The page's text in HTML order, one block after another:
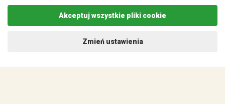
"Zapisz i zaakceptuj".
Podstawą przetwarzania danych osobowych, w zakresie w
administratora danych osobowych (Rugito Radosław Bartosik z
Akceptuj wszystkie pliki cookie
Zmień ustawienia
Dywany Kielce
Dywany Gdańsk
Dywany Toruń